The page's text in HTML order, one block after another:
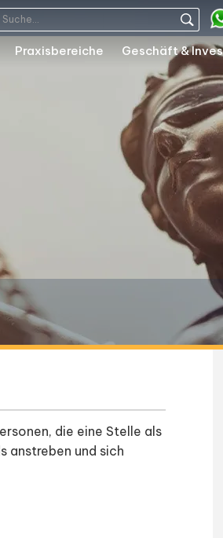
Praxisbereiche Geschäft &
die eine Stelle als
anstreben und sich